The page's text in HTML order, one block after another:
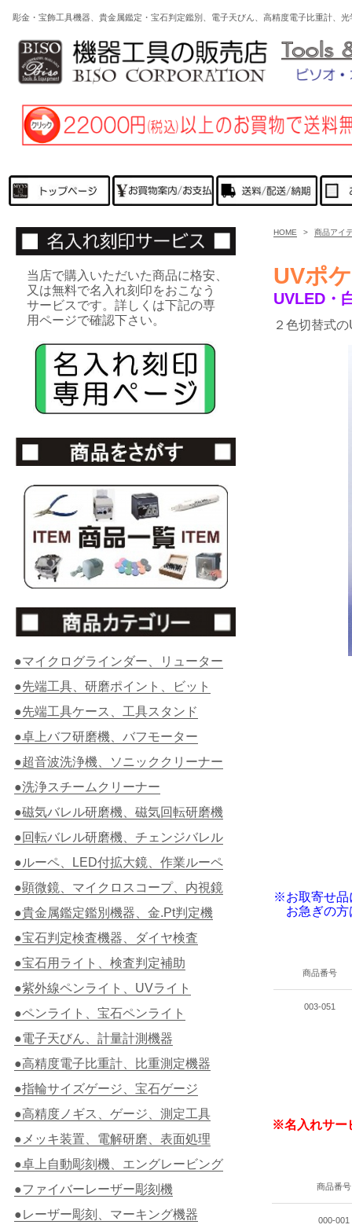
彫金・宝飾工具機器、貴金属鑑定・宝石判定鑑別、電子天びん、高精度電子比重計
HOME > 商品アイ
UVポ
UVLED・
２色切替式
※お取寄せ品
お急ぎの方
商品番号
003-051
※名入れサー
商品番号
000-001
当店で購入いただいた商品に格安、
又は無料で名入れ刻印をおこなう
サービスです。詳しくは下記の専
用ページで確認下さい。
●マイクログラインダー、リューター
●先端工具、研磨ポイント、ビット
●先端工具ケース、工具スタンド
●卓上バフ研磨機、バフモーター
●超音波洗浄機、ソニッククリーナー
●洗浄スチームクリーナー
●磁気バレル研磨機、磁気回転研磨機
●回転バレル研磨機、チェンジバレル
●ルーペ、LED付拡大鏡、作業ルーペ
●顕微鏡、マイクロスコープ、内視鏡
●貴金属鑑定鑑別機器、金.Pt判定機
●宝石判定検査機器、ダイヤ検査
●宝石用ライト、検査判定補助
●紫外線ペンライト、UVライト
●ペンライト、宝石ペンライト
●電子天びん、計量計測機器
●高精度電子比重計、比重測定機器
●指輪サイズゲージ、宝石ゲージ
●高精度ノギス、ゲージ、測定工具
●メッキ装置、電解研磨、表面処理
●卓上自動彫刻機、エングレービング
●ファイバーレーザー彫刻機
●レーザー彫刻、マーキング機器